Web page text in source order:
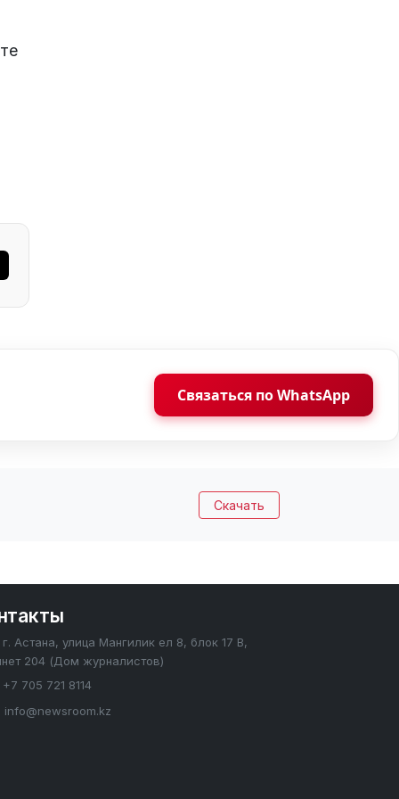
Связаться по WhatsApp
Скачать
г. Астана, улица Мангилик ел 8, блок 17 В,
204 (Дом журналистов)
+7 705 721 8114
info@newsroom.kz